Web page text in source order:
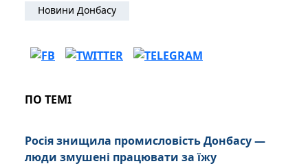
Новини Донбасу
ПО ТЕМІ
Росія знищила промисловість Донбасу —
люди змушені працювати за їжу